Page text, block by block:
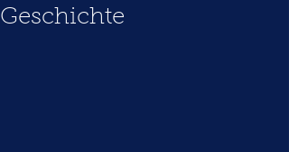
Geschichte